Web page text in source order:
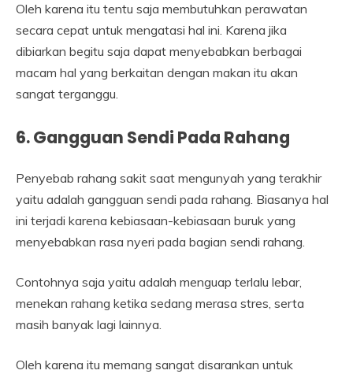
Oleh karena itu tentu saja membutuhkan perawatan
secara cepat untuk mengatasi hal ini. Karena jika
dibiarkan begitu saja dapat menyebabkan berbagai
macam hal yang berkaitan dengan makan itu akan
sangat terganggu.
6. Gangguan Sendi Pada Rahang
Penyebab rahang sakit saat mengunyah yang terakhir
yaitu adalah gangguan sendi pada rahang. Biasanya hal
ini terjadi karena kebiasaan-kebiasaan buruk yang
menyebabkan rasa nyeri pada bagian sendi rahang.
Contohnya saja yaitu adalah menguap terlalu lebar,
menekan rahang ketika sedang merasa stres, serta
masih banyak lagi lainnya.
Oleh karena itu memang sangat disarankan untuk